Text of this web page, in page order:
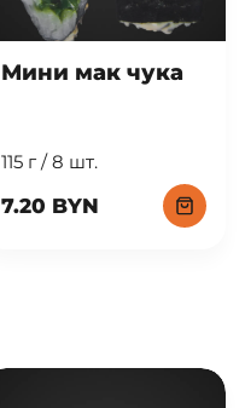
Мини мак чука
115 г / 8 шт.
7.20 BYN